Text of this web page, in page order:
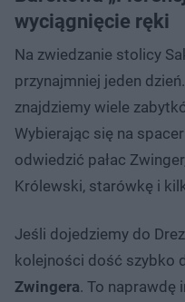
wyciągnięcie ręki
Na zwiedzanie stolicy
przynajmniej jeden
znajdziemy wiele
Wybierając się na
odwiedzić pałac
Królewski, starówkę i
Jeśli dojedziemy do
kolejności dość szybko
Zwingera. To naprawdę